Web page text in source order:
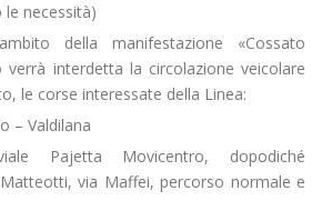
le necessità)
della manifestazione «Cossato
verrà interdetta la circolazione veicolare
le corse interessate della Linea:
– Valdilana
Pajetta Movicentro, dopodiché
via Maffei, percorso normale e